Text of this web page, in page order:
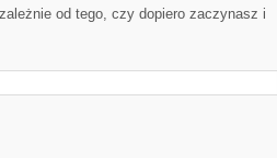
od tego, czy dopiero zaczynasz i